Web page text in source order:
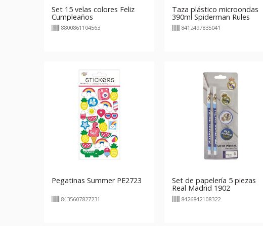
Set 15 velas colores Feliz
Cumpleaños
8800861104563
Taza plástico microondas
390ml Spiderman Rules
8412497835041
Pegatinas Summer PE2723
8435607827231
Set de papelería 5 piezas
Real Madrid 1902
8426842108322